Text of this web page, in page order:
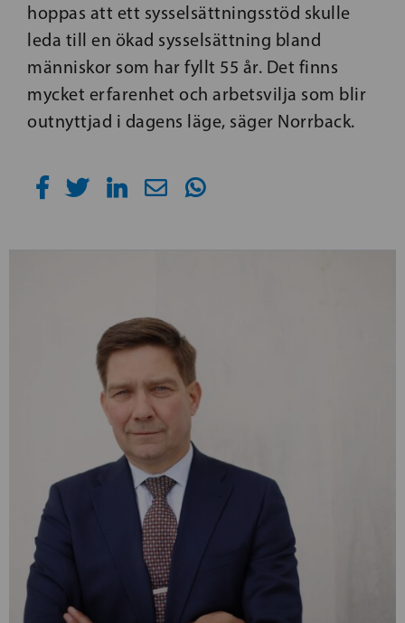
hoppas att ett sysselsättningsstöd skulle
leda till en ökad sysselsättning bland
människor som har fyllt 55 år. Det finns
mycket erfarenhet och arbetsvilja som blir
outnyttjad i dagens läge, säger Norrback.